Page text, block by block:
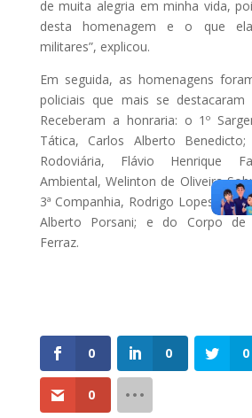
de muita alegria em minha vida,
desta homenagem e o que
militares”, explicou.
Em seguida, as homenagens
policiais que mais se
Receberam a honraria: o 1º
Tática, Carlos Alberto
Rodoviária, Flávio Henrique
Ambiental, Welinton de Oliveira
3ª Companhia, Rodrigo Lopes do
Alberto Porsani; e do Corpo de
Ferraz.
0 0 0
0